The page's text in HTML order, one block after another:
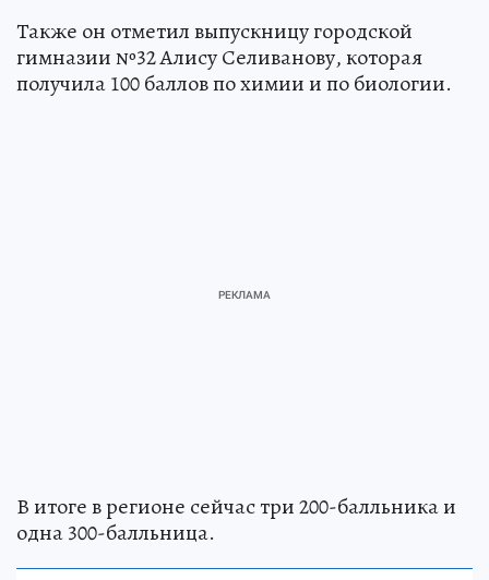
Также он отметил выпускницу городской
гимназии №32 Алису Селиванову, которая
получила 100 баллов по химии и по биологии.
В итоге в регионе сейчас три 200-балльника и
одна 300-балльница.